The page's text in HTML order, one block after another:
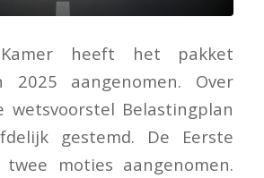
heeft het pakket
2025 aangenomen. Over
wetsvoorstel Belastingplan
gestemd. De Eerste
moties aangenomen.